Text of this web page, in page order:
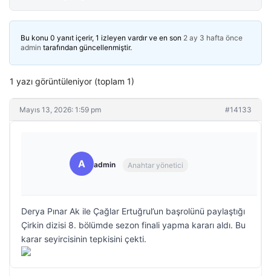
Bu konu 0 yanıt içerir, 1 izleyen vardır ve en son 2 ay 3 hafta önce
admin tarafından güncellenmiştir.
1 yazı görüntüleniyor (toplam 1)
Mayıs 13, 2026: 1:59 pm #14133
A admin Anahtar yönetici
Derya Pınar Ak ile Çağlar Ertuğrul’un başrolünü paylaştığı
Çirkin dizisi 8. bölümde sezon finali yapma kararı aldı. Bu
karar seyircisinin tepkisini çekti.